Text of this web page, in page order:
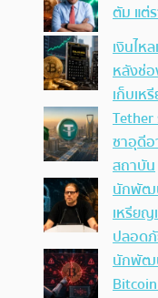
ตัม แต่
เงินไห
หลังช่อ
เก็บเห
ซาอุดีอ
สถาบัน
นักพัฒ
เหรียญ
ปลอด
นักพัฒ